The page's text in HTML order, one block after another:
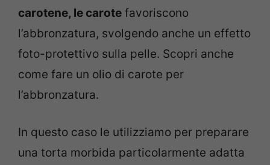
carotene, le carote favoriscono
l’abbronzatura, svolgendo anche un effetto
foto-protettivo sulla pelle. Scopri anche
come fare un olio di carote per
l’abbronzatura.
In questo caso le utilizziamo per preparare
una torta morbida particolarmente adatta